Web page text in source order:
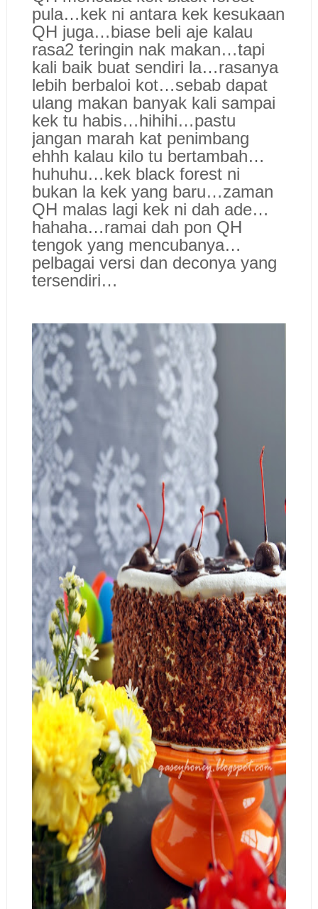
pula…kek ni antara kek kesukaan
QH juga…biase beli aje kalau
rasa2 teringin nak makan…tapi
kali baik buat sendiri la…rasanya
lebih berbaloi kot…sebab dapat
ulang makan banyak kali sampai
kek tu habis…hihihi…pastu
jangan marah kat penimbang
ehhh kalau kilo tu bertambah…
huhuhu…kek black forest ni
bukan la kek yang baru…zaman
QH malas lagi kek ni dah ade…
hahaha…ramai dah pon QH
tengok yang mencubanya…
pelbagai versi dan deconya yang
tersendiri…